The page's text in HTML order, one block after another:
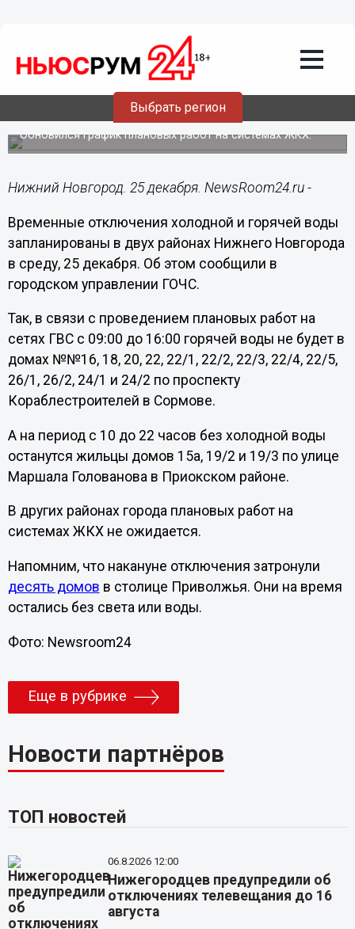
Выбрать регион
25.12.202406:30
Жители 16 домов в Нижнем Новгороде
останутся без воды 25 декабря
Обновился график плановых работ на системах ЖКХ.
Нижний Новгород. 25 декабря. NewsRoom24.ru -
Временные отключения холодной и горячей воды
запланированы в двух районах Нижнего Новгорода
в среду, 25 декабря. Об этом сообщили в
городском управлении ГОЧС.
Так, в связи с проведением плановых работ на
сетях ГВС с 09:00 до 16:00 горячей воды не будет в
домах №№16, 18, 20, 22, 22/1, 22/2, 22/3, 22/4, 22/5,
26/1, 26/2, 24/1 и 24/2 по проспекту
Кораблестроителей в Сормове.
А на период с 10 до 22 часов без холодной воды
останутся жильцы домов 15а, 19/2 и 19/3 по улице
Маршала Голованова в Приокском районе.
В других районах города плановых работ на
системах ЖКХ не ожидается.
Напомним, что накануне отключения затронули
десять домов в столице Приволжья. Они на время
остались без света или воды.
Фото: Newsroom24
Еще в рубрике
Новости партнёров
ТОП новостей
06.8.2026 12:00
Нижегородцев предупредили об
отключениях телевещания до 16
августа